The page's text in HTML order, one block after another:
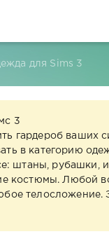
для Sims 3
3
гардероб ваших
в категорию
штаны, рубашки,
костюмы. Любой
телосложение.